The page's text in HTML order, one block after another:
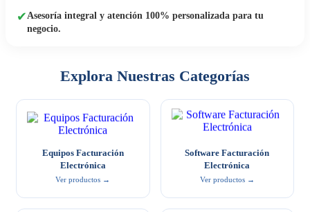
✔Asesoría integral y atención 100% personalizada para tu
negocio.
Explora Nuestras Categorías
Equipos Facturación
Electrónica
Ver productos →
Software Facturación
Electrónica
Ver productos →